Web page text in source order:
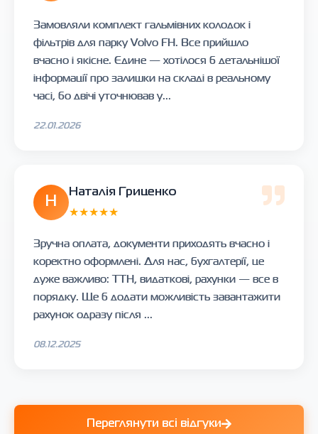
Замовляли комплект гальмівних колодок і
фільтрів для парку Volvo FH. Все прийшло
вчасно і якісне. Єдине — хотілося б детальнішої
інформації про залишки на складі в реальному
часі, бо двічі уточнював у...
22.01.2026
Н
Наталія Гриценко
★★★★★
Зручна оплата, документи приходять вчасно і
коректно оформлені. Для нас, бухгалтерії, це
дуже важливо: ТТН, видаткові, рахунки — все в
порядку. Ще б додати можливість завантажити
рахунок одразу після ...
08.12.2025
Переглянути всі відгуки